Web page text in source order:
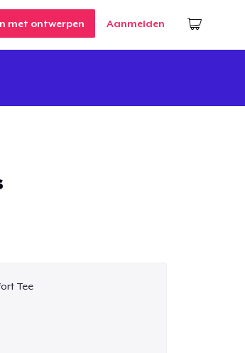
met ontwerpen Aanmelden
Tee